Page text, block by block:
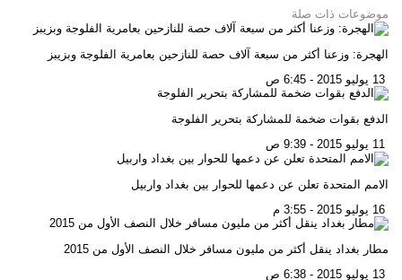
موضوعات ذات صلة
الهجرة: وزعنا أكثر من سبعة آلاف حصة للنازحين بعامرية الفلوجة وبزيبز
الدفع بقوات ضخمة للمشاركة بتحرير الفلوجة
الامم المتحدة تعلن عن دعمها للحوار بين بغداد واربيل
مطار بغداد ينقل أكثر من مليون مسافر خلال النصف الأول من 2015